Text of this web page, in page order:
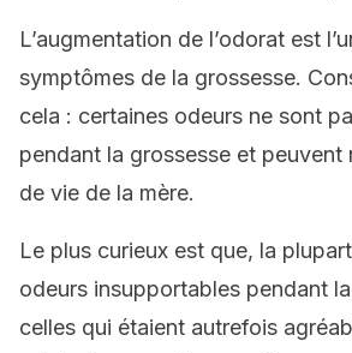
L’augmentation de l’odorat est
symptômes de la grossesse.
cela : certaines odeurs ne sont
pendant la grossesse et peuvent
de vie de la mère.
Le plus curieux est que, la
odeurs insupportables pendant
celles qui étaient autrefois